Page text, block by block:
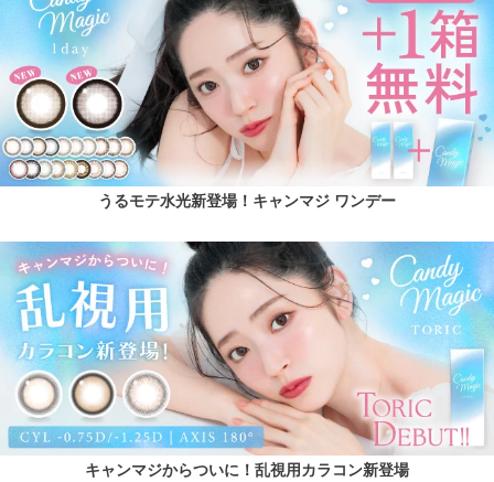
うるモテ水光新登場！キャンマジ ワンデー
キャンマジからついに！乱視用カラコン新登場